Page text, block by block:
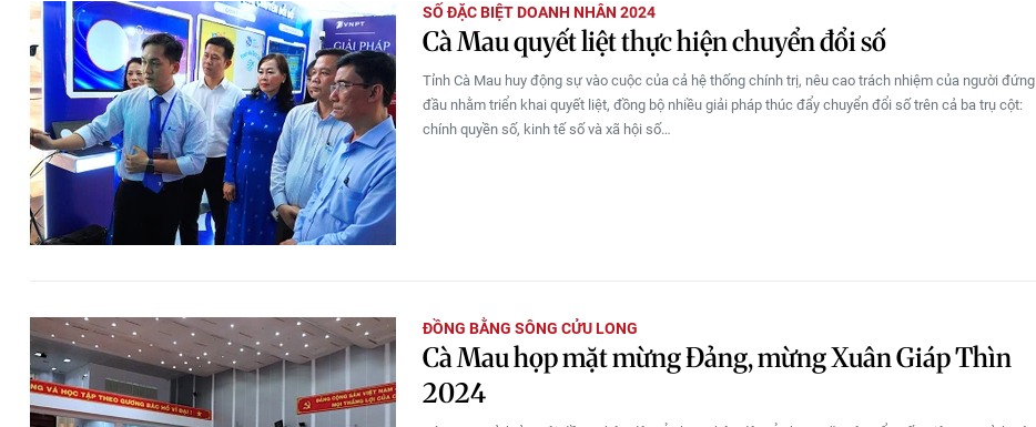
SỐ ĐẶC BIỆT DOANH NHÂN 2024
Cà Mau quyết liệt thực hiện chuyển đổi số
Tỉnh Cà Mau huy động sự vào cuộc của cả hệ thống chính trị, nêu cao trách nhiệm của người đứng
đầu nhằm triển khai quyết liệt, đồng bộ nhiều giải pháp thúc đẩy chuyển đổi số trên cả ba trụ cột:
chính quyền số, kinh tế số và xã hội số…
ĐỒNG BẰNG SÔNG CỬU LONG
Cà Mau họp mặt mừng Đảng, mừng Xuân Giáp Thìn
2024